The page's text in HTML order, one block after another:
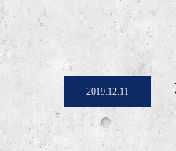
2019.12.11